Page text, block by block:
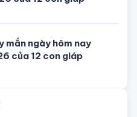
của 12 con giáp